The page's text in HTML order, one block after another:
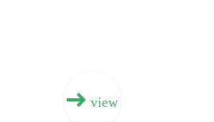
view